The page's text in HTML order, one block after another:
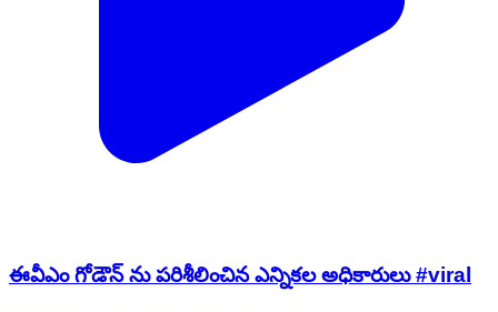
ఈవీఎం గోడౌన్ ను పరిశీలించిన ఎన్నికల అధికారులు #viral